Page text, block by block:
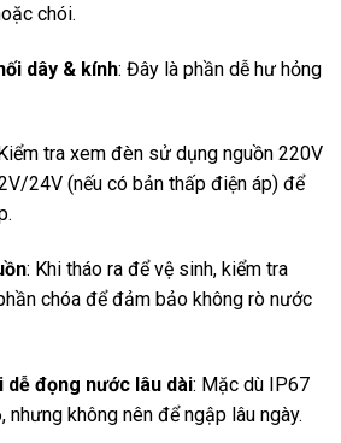
chói.
dây & kính: Đây là phần dễ hư hỏng
tra xem đèn sử dụng nguồn 220V
24V (nếu có bản thấp điện áp) để
: Khi tháo ra để vệ sinh, kiểm tra
chóa để đảm bảo không rò nước
đọng nước lâu dài: Mặc dù IP67
nhưng không nên để ngập lâu ngày.